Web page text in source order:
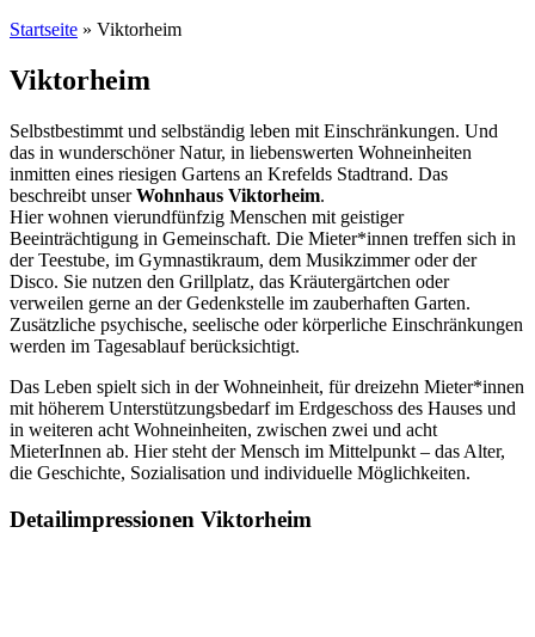
Startseite » Viktorheim
Viktorheim
Selbstbestimmt und selbständig leben mit Einschränkungen. Und
das in wunderschöner Natur, in liebenswerten Wohneinheiten
inmitten eines riesigen Gartens an Krefelds Stadtrand. Das
beschreibt unserWohnhaus Viktorheim.
Hier wohnen vierundfünfzig Menschen mit geistiger
Beeinträchtigung in Gemeinschaft. Die Mieter*innen treffen sich in
der Teestube, im Gymnastikraum, dem Musikzimmer oder der
Disco. Sie nutzen den Grillplatz, das Kräutergärtchen oder
verweilen gerne an der Gedenkstelle im zauberhaften Garten.
Zusätzliche psychische, seelische oder körperliche Einschränkungen
werden im Tagesablauf berücksichtigt.
Das Leben spielt sich in der Wohneinheit, für dreizehn Mieter*innen
mit höherem Unterstützungsbedarf im Erdgeschoss des Hauses und
in weiteren acht Wohneinheiten, zwischen zwei und acht
MieterInnen ab. Hier steht der Mensch im Mittelpunkt – das Alter,
die Geschichte, Sozialisation und individuelle Möglichkeiten.
Detailimpressionen Viktorheim